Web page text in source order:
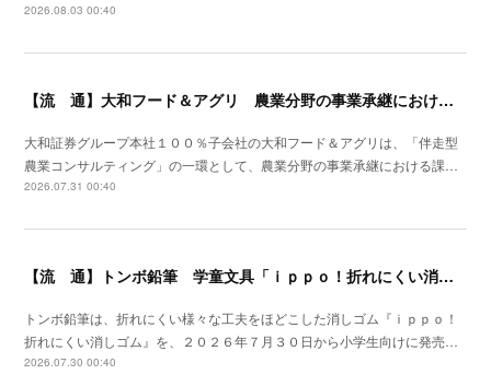
2026.08.03 00:40
【流 通】大和フード＆アグリ 農業分野の事業承継における支援サービスを開始
大和証券グループ本社１００％子会社の大和フード＆アグリは、「伴走型
農業コンサルティング」の一環として、農業分野の事業承継における課…
2026.07.31 00:40
【流 通】トンボ鉛筆 学童文具「ｉｐｐｏ！折れにくい消しゴム」発売
トンボ鉛筆は、折れにくい様々な工夫をほどこした消しゴム『ｉｐｐｏ！
折れにくい消しゴム』を、２０２６年７月３０日から小学生向けに発売…
2026.07.30 00:40